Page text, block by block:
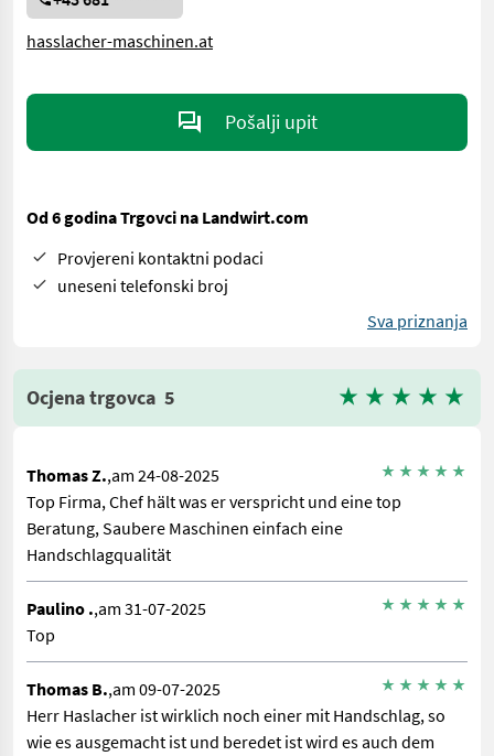
hasslacher-maschinen.at
Pošalji upit
Od 6 godina Trgovci na Landwirt.com
Provjereni kontaktni podaci
uneseni telefonski broj
Sva priznanja
Ocjena trgovca 5
Thomas Z.,am 24-08-2025
Top Firma, Chef hält was er verspricht und eine top
Beratung, Saubere Maschinen einfach eine
Handschlagqualität
Paulino .,am 31-07-2025
Top
Thomas B.,am 09-07-2025
Herr Haslacher ist wirklich noch einer mit Handschlag, so
wie es ausgemacht ist und beredet ist wird es auch dem